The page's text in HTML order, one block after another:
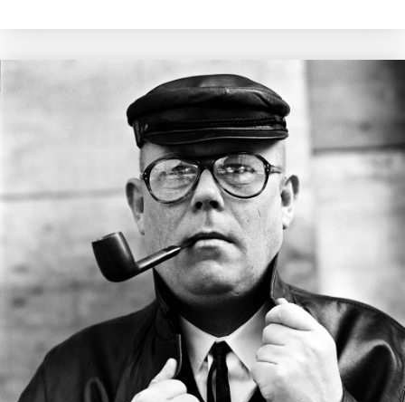
Maxim Osipov
De wereld is niet stuk te krijgen
€ 15,00